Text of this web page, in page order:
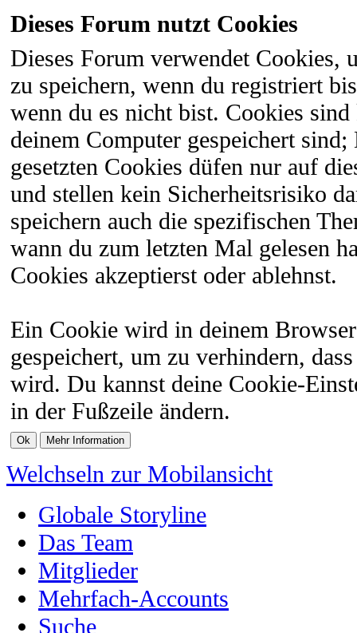
Dieses Forum nutzt Cookies
Dieses Forum verwendet Cookies,
zu speichern, wenn du registriert
wenn du es nicht bist. Cookies
deinem Computer gespeichert
gesetzten Cookies düfen nur auf
und stellen kein Sicherheitsrisiko
speichern auch die spezifischen
wann du zum letzten Mal gelesen
Cookies akzeptierst oder ablehnst.
Ein Cookie wird in deinem
gespeichert, um zu verhindern,
wird. Du kannst deine Cookie-
in der Fußzeile ändern.
Welchseln zur Mobilansicht
Globale Storyline
Das Team
Mitglieder
Mehrfach-Accounts
Suche